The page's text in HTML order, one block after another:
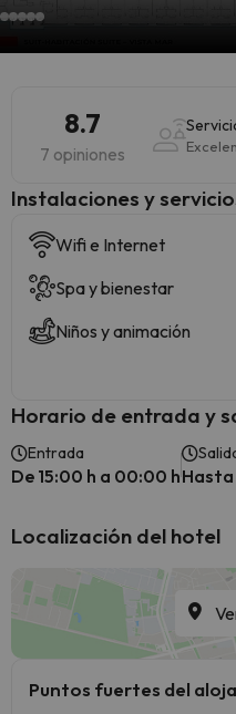
8.7
7 opiniones
Instalaciones y
Wifi e Internet
Spa y bienestar
Niños y animación
Horario de entrada y
Entrada
De 15:00 h a 00:00 hHasta
Localización del hotel
Puntos fuertes del